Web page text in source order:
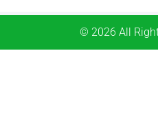
© 2026 All